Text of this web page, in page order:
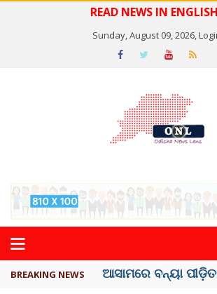
READ NEWS IN
Sunday, August 09, 2026,
BREAKING NEWS କୂଅ ପାଣି ହଲଚଲ, ଭୂ-